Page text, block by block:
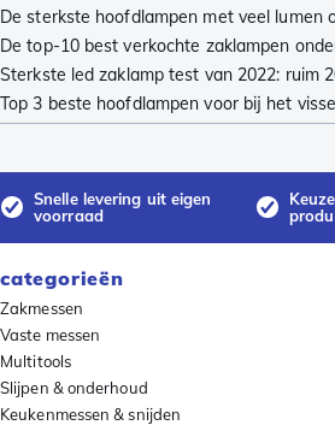
De sterkste hoofdlampen met veel lumen
De top-10 best verkochte zaklampen
Sterkste led zaklamp test van 2022: ruim
Top 3 beste hoofdlampen voor bij het
Snelle levering uit eigen
voorraad
categorieën
Zakmessen
Vaste messen
Multitools
Slijpen & onderhoud
Keukenmessen & snijden